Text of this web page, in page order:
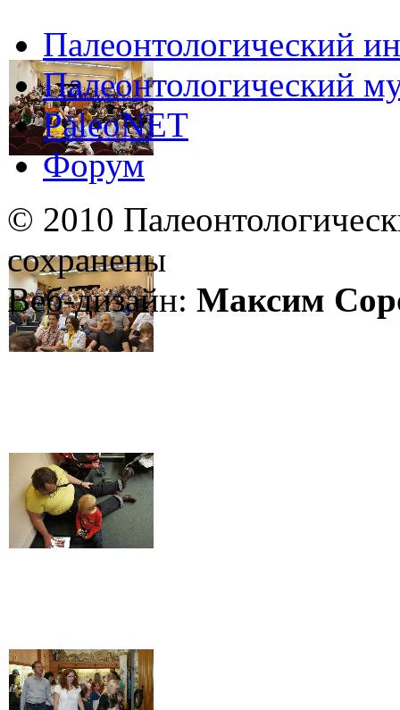
Палеонтологический
Палеонтологический
PaleoNET
Форум
© 2010
сохранены
Веб-дизайн: Максим